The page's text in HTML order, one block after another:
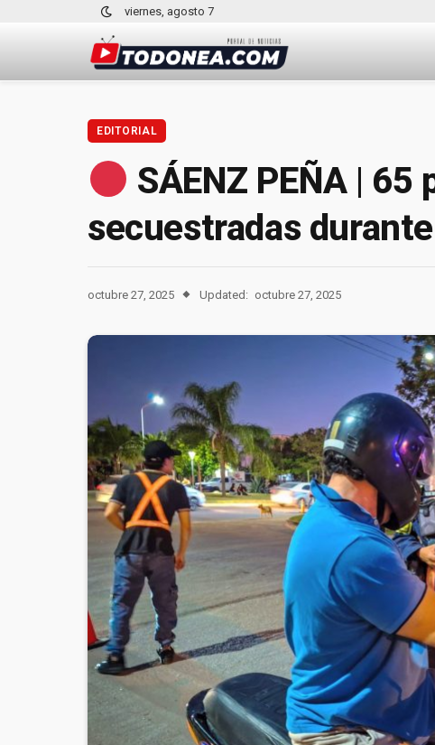
viernes, agosto 7
EDITORIAL
SÁENZ PEÑA |
secuestradas
octubre 27, 2025 Updated: octubre 27, 2025